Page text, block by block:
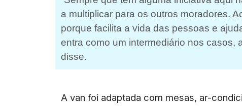
a multiplicar para os outros moradores.
porque facilita a vida das pessoas e
entra como um intermediário nos casos,
disse.
A van foi adaptada com mesas, ar-